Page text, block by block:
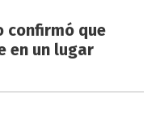
confirmó que
en un lugar